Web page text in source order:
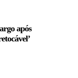
após